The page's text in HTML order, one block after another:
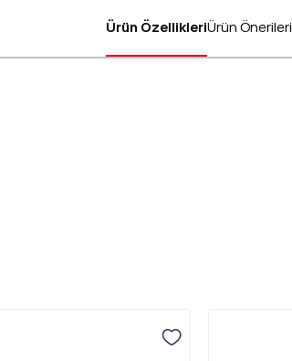
Ürün ÖzellikleriÜrün Önerileri